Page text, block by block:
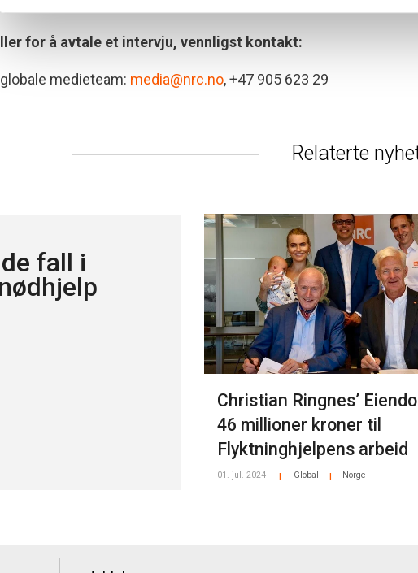
for å avtale et intervju, vennligst kontakt:
medieteam: media@nrc.no, +47 905 623 29
Relaterte
fall i
Christian Ringnes’
46 millioner kroner til
Flyktninghjelpens arbeid
01. jul. 2024 Global Norge